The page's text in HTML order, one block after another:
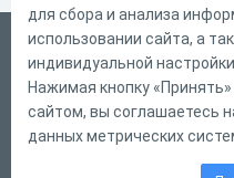
Русский
Справка
Форма обратной связи
для сбора и анализа
использовании сайта, а
индивидуальной
Нажимая кнопку
сайтом, вы соглашаетесь
данных метрических